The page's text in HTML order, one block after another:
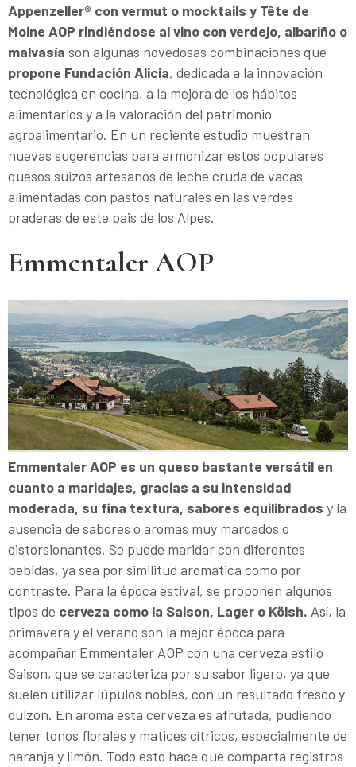
Appenzeller® con vermut o mocktails y Tête de
Moine AOP rindiéndose al vino con verdejo, albariño o
malvasía son algunas novedosas combinaciones que
propone Fundación Alicia, dedicada a la innovación
tecnológica en cocina, a la mejora de los hábitos
alimentarios y a la valoración del patrimonio
agroalimentario. En un reciente estudio muestran
nuevas sugerencias para armonizar estos populares
quesos suizos artesanos de leche cruda de vacas
alimentadas con pastos naturales en las verdes
praderas de este pais de los Alpes.
Emmentaler AOP
Emmentaler AOP es un queso bastante versátil en
cuanto a maridajes, gracias a su intensidad
moderada, su fina textura, sabores equilibrados y la
ausencia de sabores o aromas muy marcados o
distorsionantes. Se puede maridar con diferentes
bebidas, ya sea por similitud aromática como por
contraste. Para la época estival, se proponen algunos
tipos de cerveza como la Saison, Lager o Kölsh. Así, la
primavera y el verano son la mejor época para
acompañar Emmentaler AOP con una cerveza estilo
Saison, que se caracteriza por su sabor ligero, ya que
suelen utilizar lúpulos nobles, con un resultado fresco y
dulzón. En aroma esta cerveza es afrutada, pudiendo
tener tonos florales y matices cítricos, especialmente de
naranja y limón. Todo esto hace que comparta registros